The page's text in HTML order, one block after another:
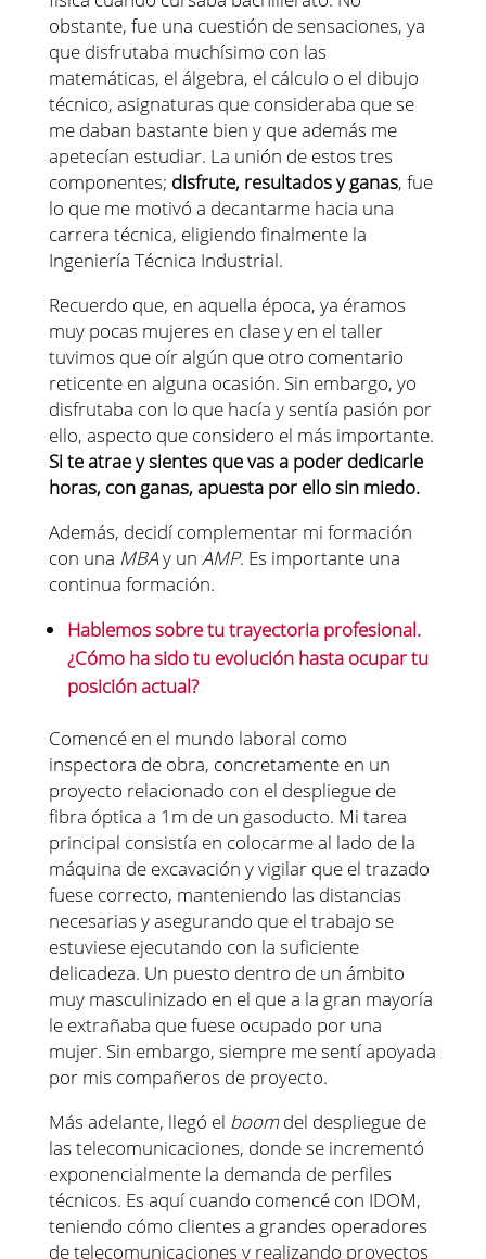
obstante, fue una cuestión de sensaciones, ya
que disfrutaba muchísimo con las
matemáticas, el álgebra, el cálculo o el dibujo
técnico, asignaturas que consideraba que se
me daban bastante bien y que además me
apetecían estudiar. La unión de estos tres
componentes; disfrute, resultados y ganas, fue
lo que me motivó a decantarme hacia una
carrera técnica, eligiendo finalmente la
Ingeniería Técnica Industrial.
Recuerdo que, en aquella época, ya éramos
muy pocas mujeres en clase y en el taller
tuvimos que oír algún que otro comentario
reticente en alguna ocasión. Sin embargo, yo
disfrutaba con lo que hacía y sentía pasión por
ello, aspecto que considero el más importante.
Si te atrae y sientes que vas a poder dedicarle
horas, con ganas, apuesta por ello sin miedo.
Además, decidí complementar mi formación
con una MBAy un AMP. Es importante una
continua formación.
Hablemos sobre tu trayectoria profesional.
¿Cómo ha sido tu evolución hasta ocupar tu
posición actual?
Comencé en el mundo laboral como
inspectora de obra, concretamente en un
proyecto relacionado con el despliegue de
fibra óptica a 1m de un gasoducto. Mi tarea
principal consistía en colocarme al lado de la
máquina de excavación y vigilar que el trazado
fuese correcto, manteniendo las distancias
necesarias y asegurando que el trabajo se
estuviese ejecutando con la suficiente
delicadeza. Un puesto dentro de un ámbito
muy masculinizado en el que a la gran mayoría
le extrañaba que fuese ocupado por una
mujer. Sin embargo, siempre me sentí apoyada
por mis compañeros de proyecto.
Más adelante, llegó el boomdel despliegue de
las telecomunicaciones, donde se incrementó
exponencialmente la demanda de perfiles
técnicos. Es aquí cuando comencé con IDOM,
teniendo cómo clientes a grandes operadores
de telecomunicaciones y realizando proyectos